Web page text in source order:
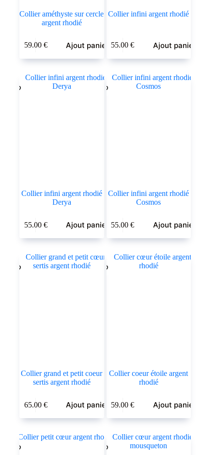
Collier améthyste sur cercle
argent rhodié
59.00 € Ajout panier
Collier infini argent rhodié
55.00€ Ajout panier
Collier infini argent rhodié
Derya
55.00 € Ajout panier
Collier infini argent rhodié
Cosmos
55.00€ Ajout panier
Collier grand et petit coeur
sertis argent rhodié
65.00 € Ajout panier
Collier coeur étoile argent
rhodié
59.00€ Ajout panier